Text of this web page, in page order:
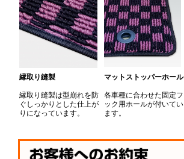
縁取り縫製
縁取り縫製は型崩れを防
ぐしっかりとした仕上が
りになっています。
マットストッパーホール
各車種に合わせた固定フ
ック用ホールが付いてい
ます。